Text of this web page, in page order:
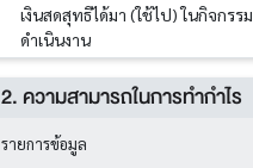
เงินสดสุทธิได้มา (ใช้ไป) ในกิจกรรม
ดำเนินงาน
2. ความสามารถในการทำกำไร
รายการข้อมูล